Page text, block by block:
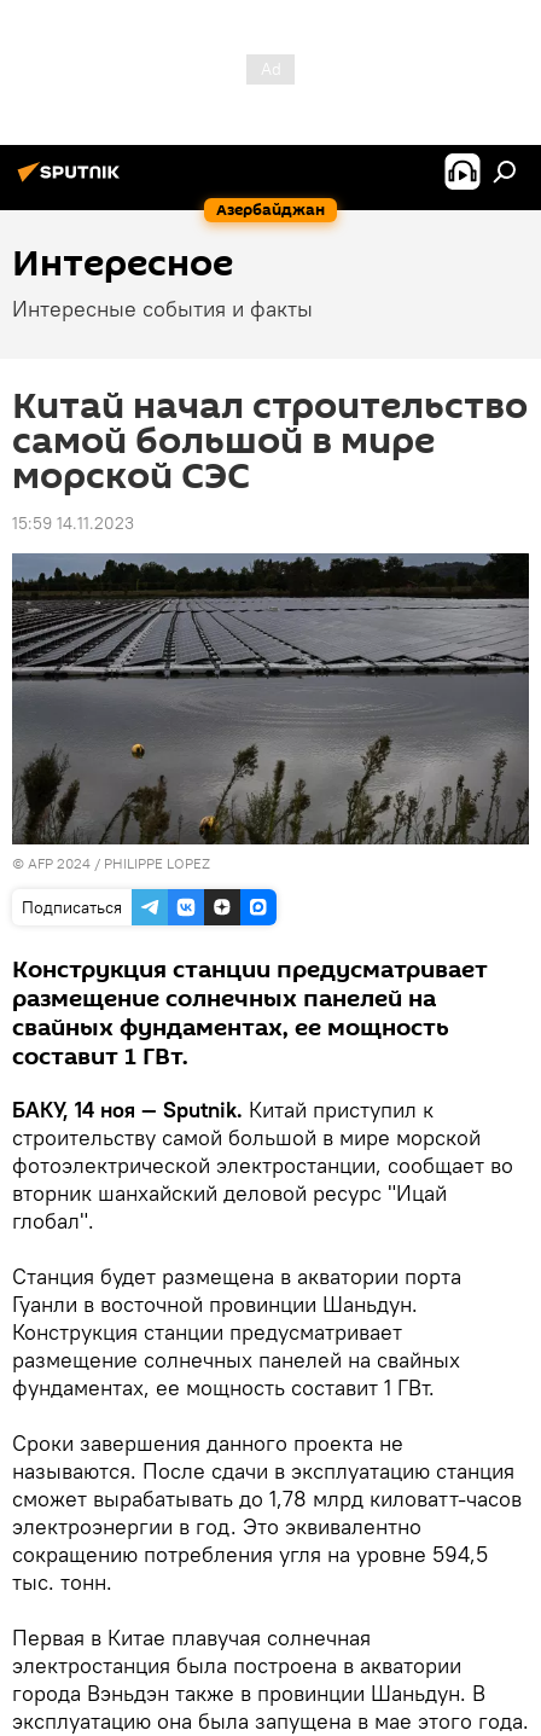
Азербайджан
Интересное
Интересные события и факты
Китай начал строительство
самой большой в мире
морской СЭС
15:59 14.11.2023
© AFP 2024 / PHILIPPE LOPEZ
Подписаться
Конструкция станции предусматривает
размещение солнечных панелей на
свайных фундаментах, ее мощность
составит 1 ГВт.
БАКУ, 14 ноя — Sputnik. Китай приступил к
строительству самой большой в мире морской
фотоэлектрической электростанции, сообщает во
вторник шанхайский деловой ресурс "Ицай
глобал".
Станция будет размещена в акватории порта
Гуанли в восточной провинции Шаньдун.
Конструкция станции предусматривает
размещение солнечных панелей на свайных
фундаментах, ее мощность составит 1 ГВт.
Сроки завершения данного проекта не
называются. После сдачи в эксплуатацию станция
сможет вырабатывать до 1,78 млрд киловатт-часов
электроэнергии в год. Это эквивалентно
сокращению потребления угля на уровне 594,5
тыс. тонн.
Первая в Китае плавучая солнечная
электростанция была построена в акватории
города Вэньдэн также в провинции Шаньдун. В
эксплуатацию она была запущена в мае этого года.